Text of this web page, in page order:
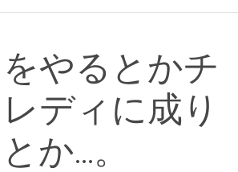
やるとかチ
ディに成り
か…。